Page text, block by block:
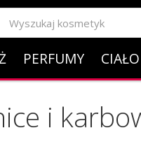
PERFUMY CIAŁO
i